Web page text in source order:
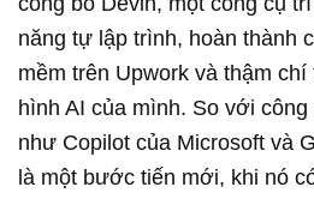
năng tự lập trình, hoàn thành
mềm trên Upwork và thậm
hình AI của mình. So với
như Copilot của Microsoft và
là một bước tiến mới, khi nó